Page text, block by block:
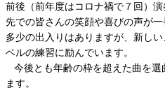
前後（前年度はコロナ禍で７回）
先での皆さんの笑顔や喜びの声が一
多少の出入りはありますが、新し
ベルの練習に励んでいます。
今後とも年齢の枠を超えた曲を
ます。